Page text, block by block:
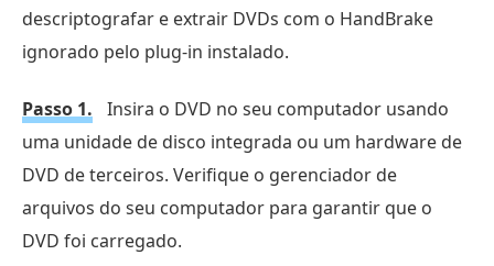
descriptografar e extrair DVDs com o HandBrake
ignorado pelo plug-in instalado.
Passo 1.
Insira o DVD no seu computador usando
uma unidade de disco integrada ou um hardware de
DVD de terceiros. Verifique o gerenciador de
arquivos do seu computador para garantir que o
DVD foi carregado.